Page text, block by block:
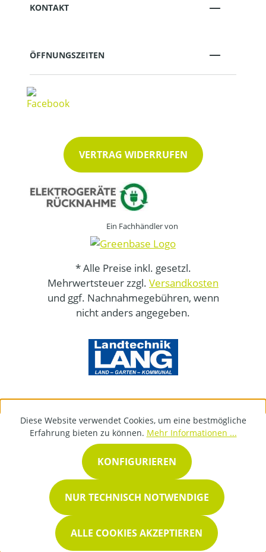
KONTAKT
ÖFFNUNGSZEITEN
VERTRAG WIDERRUFEN
Ein Fachhändler von
* Alle Preise inkl. gesetzl.
Mehrwertsteuer zzgl. Versandkosten
und ggf. Nachnahmegebühren, wenn
nicht anders angegeben.
Diese Website verwendet Cookies, um eine bestmögliche
Erfahrung bieten zu können. Mehr Informationen ...
NUR TECHNISCH NOTWENDIGE
KONFIGURIEREN
ALLE COOKIES AKZEPTIEREN